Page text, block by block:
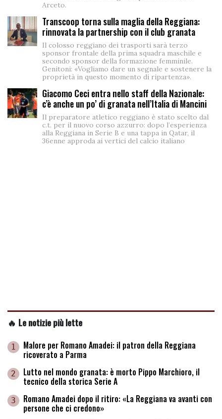
Arceto.
Transcoop torna sulla maglia della Reggiana:
rinnovata la partnership con il club granata
Il colosso reggiano dei trasporti sarà terzo
sponsor frontale della prima squadra maschile e
secondo sponsor della formazione femminile.
Genitoni: «Vogliamo dare un segnale e sostenere la
proprietà in questo momento di ripartenza».
Giacomo Ceci entra nello staff della Nazionale:
c’è anche un po’ di granata nell’Italia di Mancini
Il preparatore atletico reggiano è stato scelto dal
c.t. per il nuovo corso azzurro: dopo l’esperienza
alla Reggiana in Serie B e una tappa in Qatar, il
36enne approda ai vertici del calcio italiano
🔥 Le notizie più lette
1 Malore per Romano Amadei: il patron della Reggiana
ricoverato a Parma
2 Lutto nel mondo granata: è morto Pippo Marchioro, il
tecnico della storica Serie A
3 Romano Amadei dopo il ritiro: «La Reggiana va avanti con
persone che ci credono»